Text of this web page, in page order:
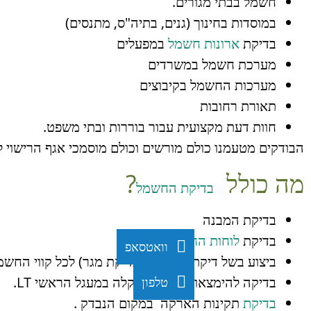
במוסדות בחינוך (גנים, בתיה"ס, מתנסים)
בדיקתארונות חשמל במפעלים
מערכת חשמל במשרדים
מערכות החשמל בקיבוצים
תאורת רחובות
חוות דעת מקצועית עבור בוררות ובתי משפט.
הבודקים מטעמנו כולם מורשים וכולם מוסמכי אגף
מה כולל בדיקת החשמל?
בדיקת המבנה
בדיקתלוחות החשמל.
ביצוע בשל דיקת הבדדה ( בדיקת מגר) לכל קווי
בדיקה להימצאות לולאת תקלה במעגל הראשי LT.
בדיקת תקינות הארקה במקום הנבדק .
וואטסאפ
טלפון